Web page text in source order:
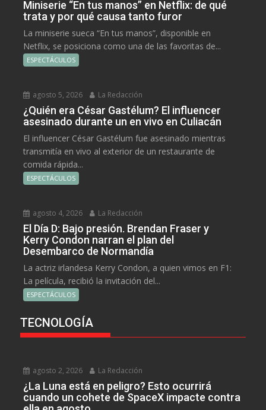
Miniserie “En tus manos” en Netflix: de qué
trata y por qué causa tanto furor
La miniserie sueca “En tus manos”, disponible en
Netflix, se posiciona como una de las favoritas de...
ESPECTÁCULOS
agosto 5, 2026 La Redacción
¿Quién era César Gastélum? El influencer
asesinado durante un en vivo en Culiacán
El influencer César Gastélum fue asesinado mientras
transmitía en vivo al exterior de un restaurante de
comida rápida...
ESPECTÁCULOS
agosto 4, 2026 La Redacción
El Día D: Bajo presión. Brendan Fraser y
Kerry Condon narran el plan del
Desembarco de Normandía
La actriz irlandesa Kerry Condon, a quien vimos en F1:
La película, recibió la invitación del...
ESPECTÁCULOS
TECNOLOGÍA
agosto 2, 2026 La Redacción
¿La Luna está en peligro? Esto ocurrirá
cuando un cohete de SpaceX impacte contra